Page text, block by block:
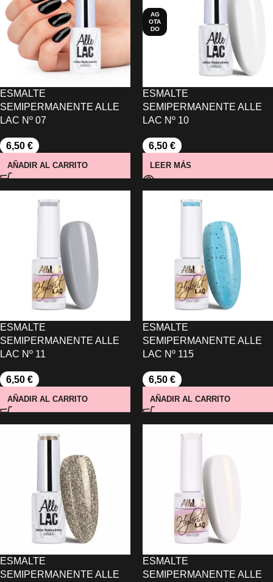
ESMALTE
SEMIPERMANENTE ALLE
LAC Nº 07
6,50 €
AÑADIR AL CARRITO
AG
OTA
DO
ESMALTE
SEMIPERMANENTE ALLE
LAC Nº 10
6,50 €
LEER MÁS
ESMALTE
SEMIPERMANENTE ALLE
LAC Nº 11
6,50 €
AÑADIR AL CARRITO
ESMALTE
SEMIPERMANENTE ALLE
LAC Nº 115
6,50 €
AÑADIR AL CARRITO
ESMALTE
SEMIPERMANENTE ALLE
ESMALTE
SEMIPERMANENTE ALLE